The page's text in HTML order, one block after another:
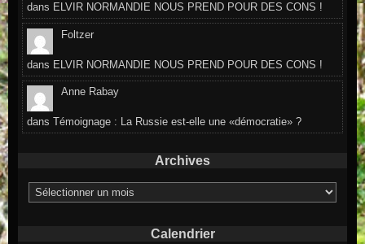
dans ELVIR NORMANDIE NOUS PREND POUR DES CONS !
Foltzer
dans ELVIR NORMANDIE NOUS PREND POUR DES CONS !
Anne Rabay
dansTémoignage : La Russie est-elle une «démocratie» ?
Archives
Archives
Calendrier